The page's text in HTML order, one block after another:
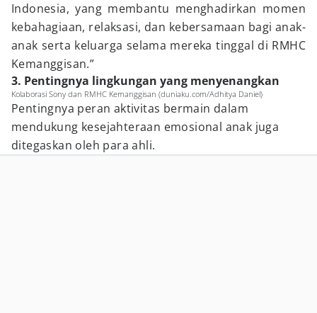
Indonesia, yang membantu menghadirkan momen
kebahagiaan, relaksasi, dan kebersamaan bagi anak-
anak serta keluarga selama mereka tinggal di RMHC
Kemanggisan.”
3. Pentingnya lingkungan yang menyenangkan
Kolaborasi Sony dan RMHC Kemanggisan (duniaku.com/Adhitya Daniel)
Pentingnya peran aktivitas bermain dalam
mendukung kesejahteraan emosional anak juga
ditegaskan oleh para ahli.